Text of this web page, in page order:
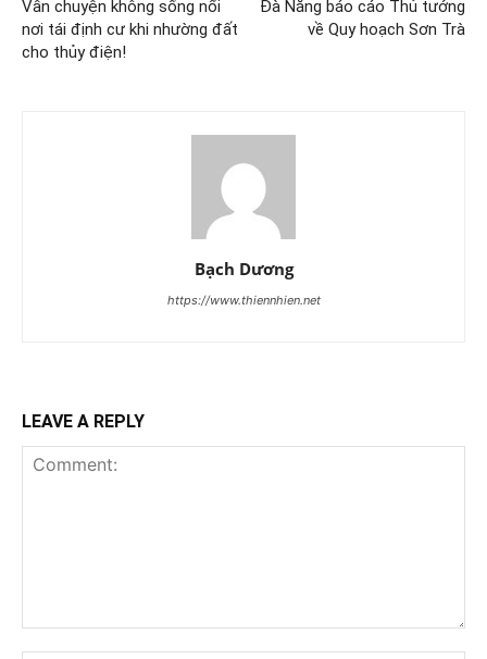
Vẫn chuyện không sống nổi
nơi tái định cư khi nhường đất
cho thủy điện!
Đà Nẵng báo cáo Thủ tướng
về Quy hoạch Sơn Trà
Bạch Dương
https://www.thiennhien.net
LEAVE A REPLY